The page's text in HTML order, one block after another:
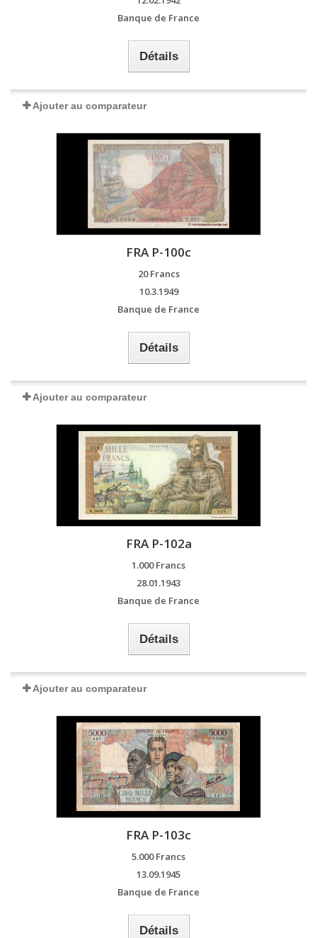
Banque de France
Détails
Ajouter au comparateur
FRA P-100c
20 Francs
10.3.1949
Banque de France
Détails
Ajouter au comparateur
FRA P-102a
1.000 Francs
28.01.1943
Banque de France
Détails
Ajouter au comparateur
FRA P-103c
5.000 Francs
13.09.1945
Banque de France
Détails